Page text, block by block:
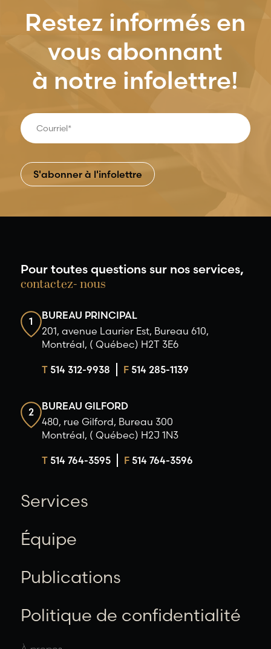
Restez informés en
vous abonnant
à notre infolettre!
Pour toutes questions sur nos services,
contactez- nous
1
BUREAU PRINCIPAL
201, avenue Laurier Est, Bureau 610,
Montréal, ( Québec) H2T 3E6
T514 312-9938 F514 285-1139
2
BUREAU GILFORD
480, rue Gilford, Bureau 300
Montréal, ( Québec) H2J 1N3
T514 764-3595 F514 764-3596
Services
Équipe
Publications
Politique de confidentialité